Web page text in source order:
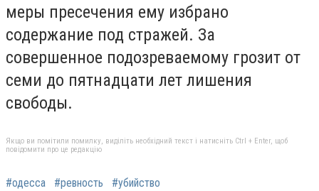
меры пресечения ему избрано
содержание под стражей. За
совершенное подозреваемому грозит от
семи до пятнадцати лет лишения
свободы.
Якщо ви помітили помилку, виділіть необхідний текст і натисніть Ctrl + Enter, щоб
повідомити про це редакцію
#одесса #ревность #убийство